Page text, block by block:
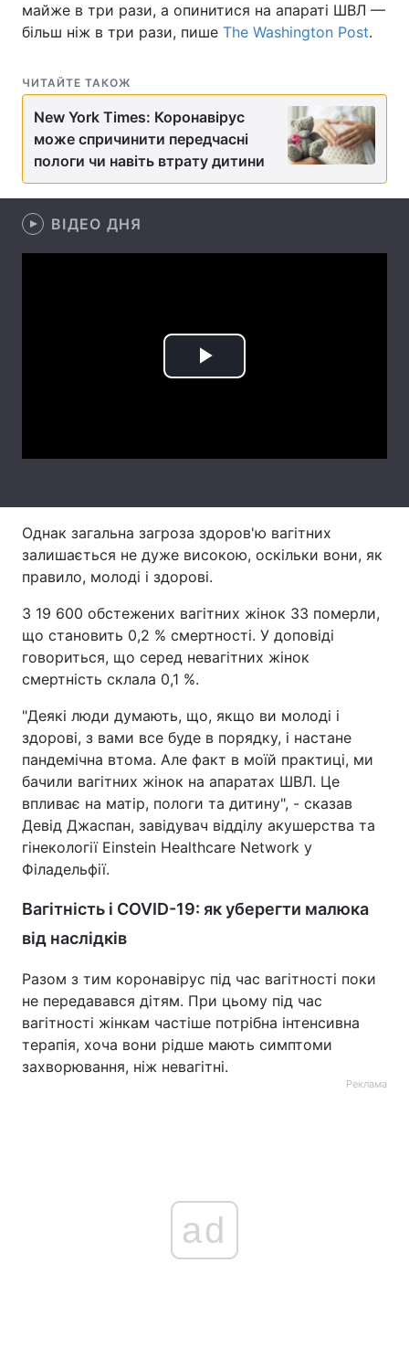
Техно і зв'язок Лайт
Здоров'я Туризм
Цікавинки
Лонгріди
Вакансії
Тема оформлення
майже в три рази, а опинитися на апараті ШВЛ —
більш ніж в три рази, пише The Washington Post.
ЧИТАЙТЕ ТАКОЖ
New York Times: Коронавірус
може спричинити передчасні
пологи чи навіть втрату дитини
ВІДЕО ДНЯ
Play
Однак загальна загроза здоров'ю вагітних
залишається не дуже високою, оскільки вони, як
правило, молоді і здорові.
З 19 600 обстежених вагітних жінок 33 померли,
що становить 0,2 % смертності. У доповіді
говориться, що серед невагітних жінок
смертність склала 0,1 %.
"Деякі люди думають, що, якщо ви молоді і
здорові, з вами все буде в порядку, і настане
пандемічна втома. Але факт в моїй практиці, ми
бачили вагітних жінок на апаратах ШВЛ. Це
впливає на матір, пологи та дитину", - сказав
Девід Джаспан, завідувач відділу акушерства та
гінекології Einstein Healthcare Network у
Філадельфії.
Вагітність і COVID-19: як уберегти малюка
від наслідків
Разом з тим коронавірус під час вагітності поки
не передавався дітям. При цьому під час
вагітності жінкам частіше потрібна інтенсивна
терапія, хоча вони рідше мають симптоми
захворювання, ніж невагітні.
Реклама
ad